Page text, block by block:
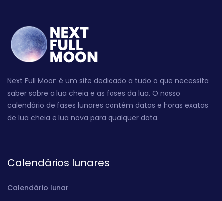
Next Full Moon é um site dedicado a tudo o que necessita
saber sobre a lua cheia e as fases da lua. O nosso
calendário de fases lunares contém datas e horas exatas
de lua cheia e lua nova para qualquer data.
Calendários lunares
Calendário lunar